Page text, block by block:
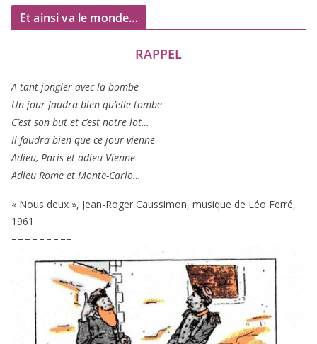
Et ainsi va le monde…
RAPPEL
A tant jon­gler avec la bombe
Un jour fau­dra bien qu’elle tombe
C’est son but et c’est notre lot…
Il fau­dra bien que ce jour vienne
Adieu, Paris et adieu Vienne
Adieu Rome et Monte-Carlo…
« Nous deux », Jean-Roger Caussimon, musique de Léo Ferré,
1961 .
– – – – – – – – –